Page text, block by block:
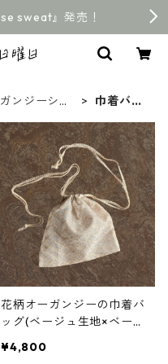
sweat』発売！
ンジーシリ
巾着バッ
花柄オーガンジーの巾着バ
ッグ(ベージュ生地×ベージ
¥4,800